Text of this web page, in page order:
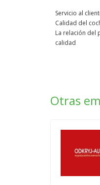
Servicio al
Calidad del
La relación del
calidad
Otras